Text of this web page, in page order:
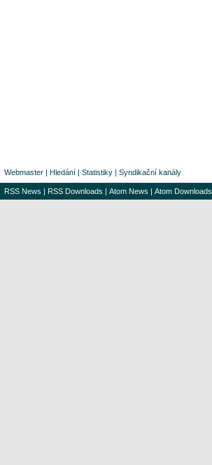
Webmaster | Hledání | Statistiky | Syndikační kanály
RSS News | RSS Downloads | Atom News | Atom Downloads